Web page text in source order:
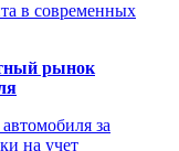
в современных
рынок
за
на учет